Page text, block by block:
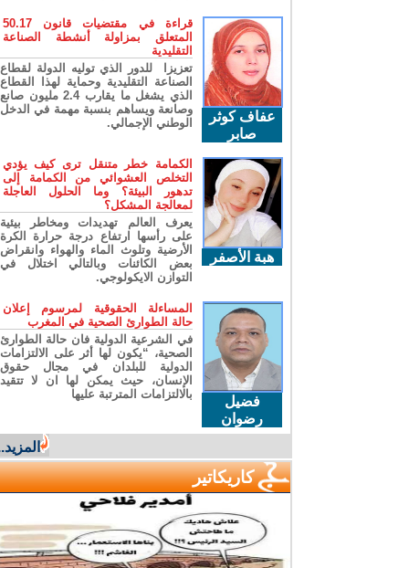
عفاف كوثر
صابر
قراءة في مقتضيات قانون 50.17
المتعلق بمزاولة أنشطة الصناعة
التقليدية
تعزيزا للدور الذي توليه الدولة لقطاع
الصناعة التقليدية وحماية لهذا القطاع
الذي يشغل ما يقارب 2.4 مليون صانع
وصانعة ويساهم بنسبة مهمة في الدخل
الوطني الإجمالي.
هبة الأصفر
الكمامة خطر متنقل ترى كيف يؤدي
التخلص العشوائي من الكمامة إلى
تدهور البيئة؟ وما الحلول العاجلة
لمعالجة المشكل؟
يعرف العالم تهديدات ومخاطر بيئية
على رأسها ارتفاع درجة حرارة الكرة
الأرضية وتلوث الماء والهواء وانقراض
بعض الكائنات وبالتالي اختلال في
التوازن الايكولوجي.
فضيل
رضوان
المساءلة الحقوقية لمرسوم إعلان
حالة الطوارئ الصحية في المغرب
في الشرعية الدولية فان حالة الطوارئ
الصحية، “يكون لها أثر على الالتزامات
الدولية للبلدان في مجال حقوق
الإنسان، حيث يمكن لها ان لا تتقيد
بالالتزامات المترتبة عليها
المزيد...
كاريكاتير